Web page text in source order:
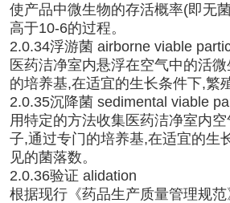
使产品中微生物的存活概率(即无
高于10-6的过程。
2.0.34浮游菌 airborne viable
医药洁净室内悬浮在空气中的活
的培养基,在适宜的生长条件下,繁
2.0.35沉降菌 sedimental viable
用特定的方法收集医药洁净室内
子,通过专门的培养基,在适宜的生
见的菌落数。
2.0.36验证 alidation
根据现行《药品生产质量管理规